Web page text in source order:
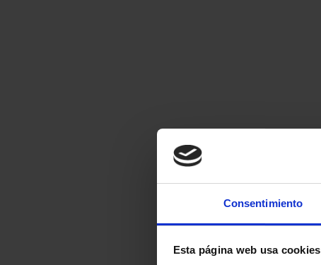
Consentimiento
Esta página web usa cookies